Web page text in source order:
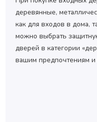
деревянные,
как для входов в дома,
можно выбрать
дверей в категории
вашим предпочтениям